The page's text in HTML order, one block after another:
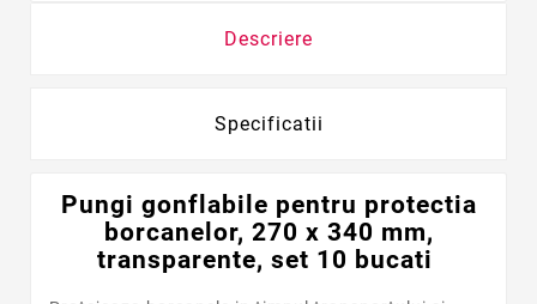
Descriere
Specificatii
Pungi gonflabile pentru protectia
borcanelor, 270 x 340 mm,
transparente, set 10 bucati